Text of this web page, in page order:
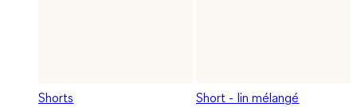
Shorts
Short - lin mélangé